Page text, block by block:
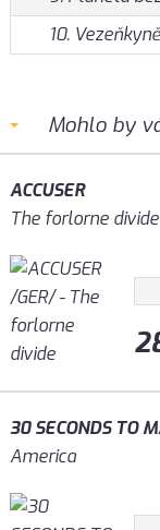
10. Vezeňkyně
Mohlo by
ACCUSER
The forlorne divide
30 SECONDS TO
America